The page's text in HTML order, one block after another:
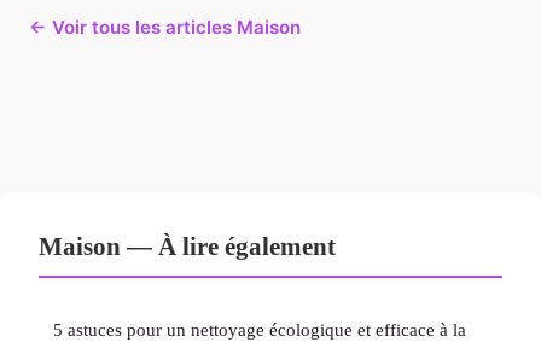
← Voir tous les articles Maison
Maison — À lire également
5 astuces pour un nettoyage écologique et efficace à la